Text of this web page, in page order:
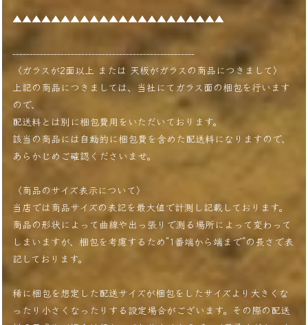
▲▲▲▲▲▲▲▲▲▲▲▲▲▲▲▲▲▲▲▲▲▲
-----------------------------------------------------
〈ガラスが2面以上 または 天板がガラスの商品につきまして〉
上記の商品につきましては、当社にてガラス面の梱包を行います
ので、
配送料とは別に梱包費用をいただいております。
該当の商品には自動的に梱包費を含めた配送料になりますので、
あらかじめご確認くださいませ。
〈商品のサイズ表示について〉
当店では商品サイズの表記を最大値で計測し記載しております。
商品の形状によって曲線や出っ張りで測る場所によって変わって
しまいますが、梱包を考慮するため”1番端から端まで”の長さで表
記しております。
稀に梱包を想定した配送サイズが梱包をしたサイズより大きくな
ったり小さくなったりする設定場合がございます。その際の配送